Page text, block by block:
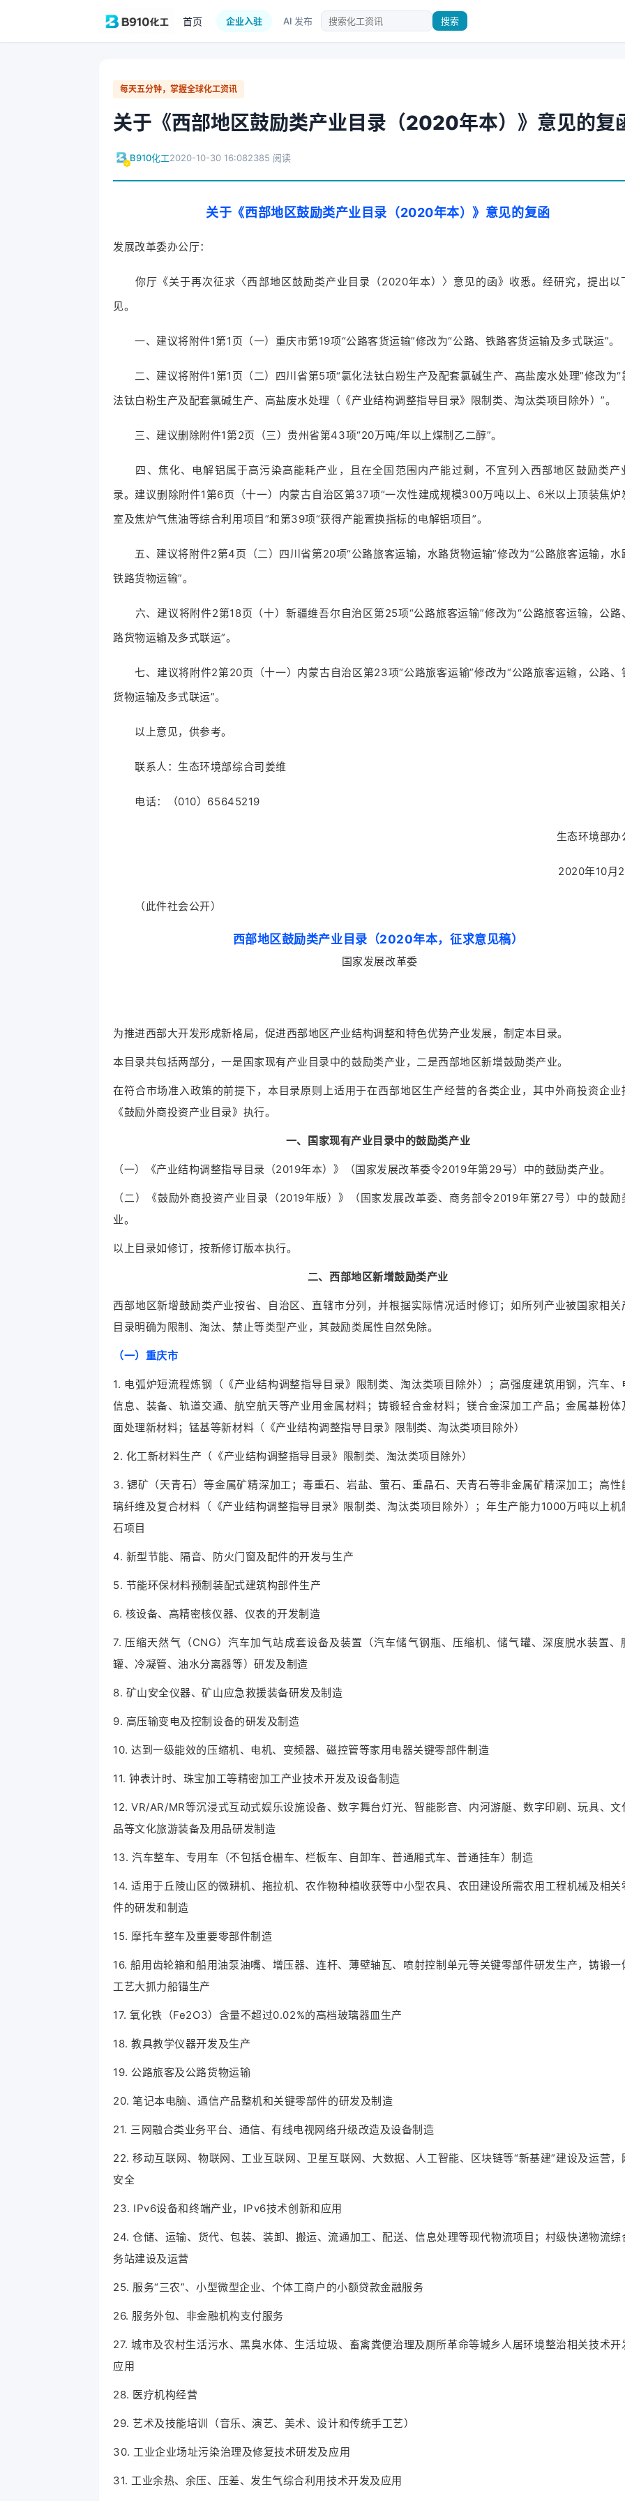
首页 企业入驻 AI 发布 搜索
每天五分钟，掌握全球化工资讯
关于《西部地区鼓励类产业目录（2020年本）》意见的复
B910化工2020-10-30 16:082385 阅读
关于《西部地区鼓励类产业目录（2020年本）》意见的复函
发展改革委办公厅：
你厅《关于再次征求〈西部地区鼓励类产业目录（2020年本）〉意见的函》收悉。经研究，提出以
见。
一、建议将附件1第1页（一）重庆市第19项“公路客货运输”修改为“公路、铁路客货运输及多式联运”。
二、建议将附件1第1页（二）四川省第5项“氯化法钛白粉生产及配套氯碱生产、高盐废水处理”修改为“
法钛白粉生产及配套氯碱生产、高盐废水处理（《产业结构调整指导目录》限制类、淘汰类项目除外）”。
三、建议删除附件1第2页（三）贵州省第43项“20万吨/年以上煤制乙二醇”。
四、焦化、电解铝属于高污染高能耗产业，且在全国范围内产能过剩，不宜列入西部地区鼓励类产
录。建议删除附件1第6页（十一）内蒙古自治区第37项“一次性建成规模300万吨以上、6米以上顶装焦炉
室及焦炉气焦油等综合利用项目”和第39项“获得产能置换指标的电解铝项目”。
五、建议将附件2第4页（二）四川省第20项“公路旅客运输，水路货物运输”修改为“公路旅客运输，水
铁路货物运输”。
六、建议将附件2第18页（十）新疆维吾尔自治区第25项“公路旅客运输”修改为“公路旅客运输，公路
路货物运输及多式联运”。
七、建议将附件2第20页（十一）内蒙古自治区第23项“公路旅客运输”修改为“公路旅客运输，公路、
货物运输及多式联运”。
以上意见，供参考。
联系人：生态环境部综合司姜维
电话：（010）65645219
生态环境部办
2020年10月
（此件社会公开）
西部地区鼓励类产业目录（2020年本，征求意见稿）
国家发展改革委
为推进西部大开发形成新格局，促进西部地区产业结构调整和特色优势产业发展，制定本目录。
本目录共包括两部分，一是国家现有产业目录中的鼓励类产业，二是西部地区新增鼓励类产业。
在符合市场准入政策的前提下，本目录原则上适用于在西部地区生产经营的各类企业，其中外商投资企业
《鼓励外商投资产业目录》执行。
一、国家现有产业目录中的鼓励类产业
（一）《产业结构调整指导目录（2019年本）》（国家发展改革委令2019年第29号）中的鼓励类产业。
（二）《鼓励外商投资产业目录（2019年版）》（国家发展改革委、商务部令2019年第27号）中的鼓励
业。
以上目录如修订，按新修订版本执行。
二、西部地区新增鼓励类产业
西部地区新增鼓励类产业按省、自治区、直辖市分列，并根据实际情况适时修订；如所列产业被国家相关
目录明确为限制、淘汰、禁止等类型产业，其鼓励类属性自然免除。
（一）重庆市
1. 电弧炉短流程炼钢（《产业结构调整指导目录》限制类、淘汰类项目除外）；高强度建筑用钢，汽车、
信息、装备、轨道交通、航空航天等产业用金属材料；铸锻轻合金材料；镁合金深加工产品；金属基粉体
面处理新材料；锰基等新材料（《产业结构调整指导目录》限制类、淘汰类项目除外）
2. 化工新材料生产（《产业结构调整指导目录》限制类、淘汰类项目除外）
3. 锶矿（天青石）等金属矿精深加工；毒重石、岩盐、萤石、重晶石、天青石等非金属矿精深加工；高性
璃纤维及复合材料（《产业结构调整指导目录》限制类、淘汰类项目除外）；年生产能力1000万吨以上机
石项目
4. 新型节能、隔音、防火门窗及配件的开发与生产
5. 节能环保材料预制装配式建筑构部件生产
6. 核设备、高精密核仪器、仪表的开发制造
7. 压缩天然气（CNG）汽车加气站成套设备及装置（汽车储气钢瓶、压缩机、储气罐、深度脱水装置、
罐、冷凝管、油水分离器等）研发及制造
8. 矿山安全仪器、矿山应急救援装备研发及制造
9. 高压输变电及控制设备的研发及制造
10. 达到一级能效的压缩机、电机、变频器、磁控管等家用电器关键零部件制造
11. 钟表计时、珠宝加工等精密加工产业技术开发及设备制造
12. VR/AR/MR等沉浸式互动式娱乐设施设备、数字舞台灯光、智能影音、内河游艇、数字印刷、玩具、文
品等文化旅游装备及用品研发制造
13. 汽车整车、专用车（不包括仓栅车、栏板车、自卸车、普通厢式车、普通挂车）制造
14. 适用于丘陵山区的微耕机、拖拉机、农作物种植收获等中小型农具、农田建设所需农用工程机械及相关
件的研发和制造
15. 摩托车整车及重要零部件制造
16. 船用齿轮箱和船用油泵油嘴、增压器、连杆、薄壁轴瓦、喷射控制单元等关键零部件研发生产，铸锻一
工艺大抓力船锚生产
17. 氧化铁（Fe2O3）含量不超过0.02%的高档玻璃器皿生产
18. 教具教学仪器开发及生产
19. 公路旅客及公路货物运输
20. 笔记本电脑、通信产品整机和关键零部件的研发及制造
21. 三网融合类业务平台、通信、有线电视网络升级改造及设备制造
22. 移动互联网、物联网、工业互联网、卫星互联网、大数据、人工智能、区块链等“新基建”建设及运营，
安全
23. IPv6设备和终端产业，IPv6技术创新和应用
24. 仓储、运输、货代、包装、装卸、搬运、流通加工、配送、信息处理等现代物流项目；村级快递物流综
务站建设及运营
25. 服务“三农”、小型微型企业、个体工商户的小额贷款金融服务
26. 服务外包、非金融机构支付服务
27. 城市及农村生活污水、黑臭水体、生活垃圾、畜禽粪便治理及厕所革命等城乡人居环境整治相关技术开
应用
28. 医疗机构经营
29. 艺术及技能培训（音乐、演艺、美术、设计和传统手工艺）
30. 工业企业场址污染治理及修复技术研发及应用
31. 工业余热、余压、压差、发生气综合利用技术开发及应用